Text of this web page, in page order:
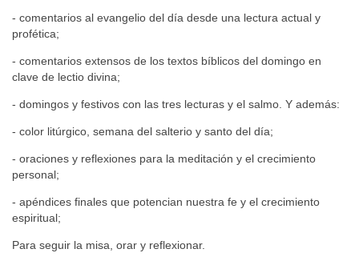
- comentarios al evangelio del día desde una lectura actual y
profética;
- comentarios extensos de los textos bíblicos del domingo en
clave de lectio divina;
- domingos y festivos con las tres lecturas y el salmo. Y además:
- color litúrgico, semana del salterio y santo del día;
- oraciones y reflexiones para la meditación y el crecimiento
personal;
- apéndices finales que potencian nuestra fe y el crecimiento
espiritual;
Para seguir la misa, orar y reflexionar.